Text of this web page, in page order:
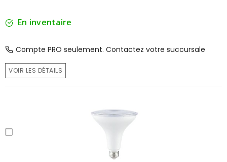
En inventaire
Compte PRO seulement. Contactez votre succursale
VOIR LES DÉTAILS